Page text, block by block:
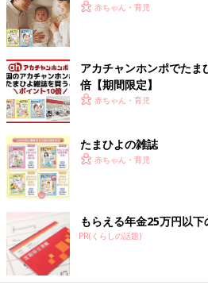
赤ちゃん・育児
アカチャンホンポでた
倍【期間限定】
赤ちゃん・育児
たまひよの雑誌
赤ちゃん・育児
もらえる年金25万円以
PR(くらしの話題)